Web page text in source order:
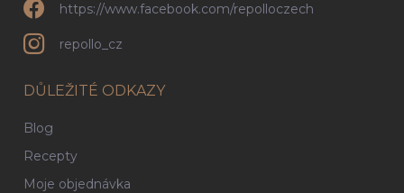
https://www.facebook.com/repolloczech
repollo_cz
DŮLEŽITÉ ODKAZY
Blog
Recepty
Moje objednávka